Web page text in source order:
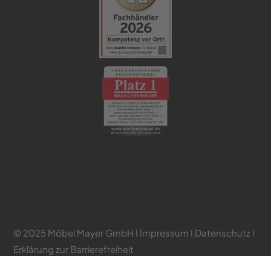
© 2025 Möbel Mayer GmbH I Impressum I Datenschutz I
Erklärung zur Barrierefreiheit